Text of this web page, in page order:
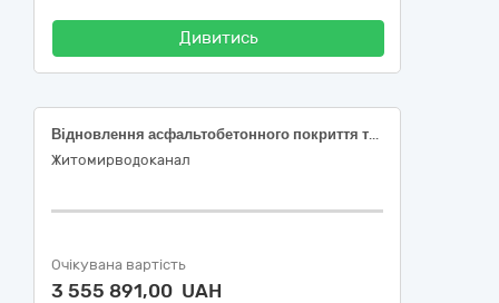
Дивитись
Відновлення асфальтобетонного покриття територій після виконання аварійних робіт на інженерних підземних мережах централізованого водовідведення та водопостачання
Житомирводоканал
Очікувана вартість
3 555 891,00 UAH